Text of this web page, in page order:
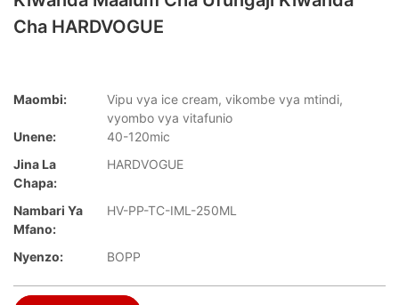
Cha HARDVOGUE
Maombi:
Vipu vya ice cream, vikombe vya mtindi,
vyombo vya vitafunio
Unene:
40-120mic
Jina La
Chapa:
HARDVOGUE
Nambari Ya
Mfano:
HV-PP-TC-IML-250ML
Nyenzo: BOPP